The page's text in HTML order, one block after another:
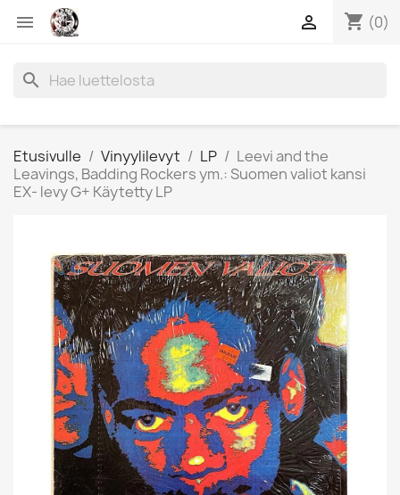
 shopping_cart (0)

search
Etusivulle Vinyylilevyt LP
Leevi and the
Leavings, Badding Rockers ym.: Suomen valiot kansi
EX- levy G+ Käytetty LP